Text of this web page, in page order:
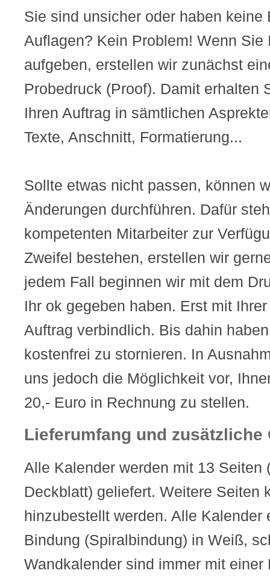
Sie sind unsicher oder haben keine
Auflagen? Kein Problem! Wenn Sie
aufgeben, erstellen wir zunächst
Probedruck (Proof). Damit erhalten
Ihren Auftrag in sämtlichen
Texte, Anschnitt, Formatierung...
Sollte etwas nicht passen, können
Änderungen durchführen. Dafür
kompetenten Mitarbeiter zur
Zweifel bestehen, erstellen wir
jedem Fall beginnen wir mit dem
Ihr ok gegeben haben. Erst mit
Auftrag verbindlich. Bis dahin
kostenfrei zu stornieren. In
uns jedoch die Möglichkeit vor,
20,- Euro in Rechnung zu stellen.
Lieferumfang und zusätzliche
Alle Kalender werden mit 13 Seiten
Deckblatt) geliefert. Weitere Seiten
hinzubestellt werden. Alle Kalender
Bindung (Spiralbindung) in Weiß,
Wandkalender sind immer mit